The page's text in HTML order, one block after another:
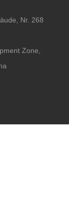
Nr. 268
Zone,